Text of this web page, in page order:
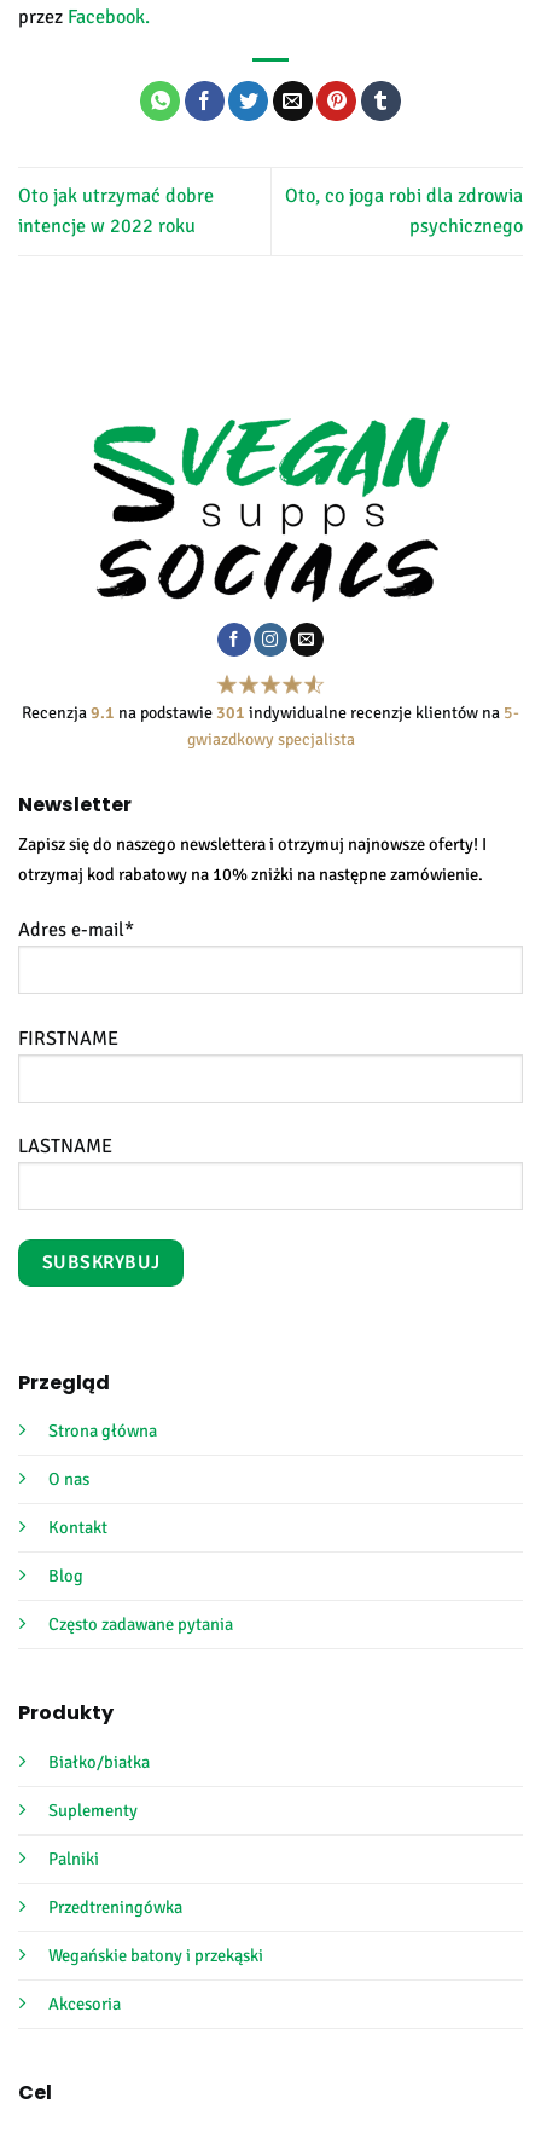
przez Facebook.
Oto jak utrzymać dobre
intencje w 2022 roku
Oto, co joga robi dla zdrowia
psychicznego
Recenzja9.1 na podstawie 301 indywidualne recenzje klientów na 5-
gwiazdkowy specjalista
Przegląd
Strona główna
O nas
Kontakt
Blog
Często zadawane pytania
Produkty
Białko/białka
Suplementy
Palniki
Przedtreningówka
Wegańskie batony i przekąski
Akcesoria
Cel
Newsletter
Zapisz się do naszego newslettera i otrzymuj najnowsze oferty! I
otrzymaj kod rabatowy na 10% zniżki na następne zamówienie.
Adres e-mail*
FIRSTNAME
LASTNAME